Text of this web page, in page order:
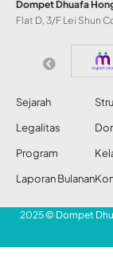
29 Okt 2019
82 Views